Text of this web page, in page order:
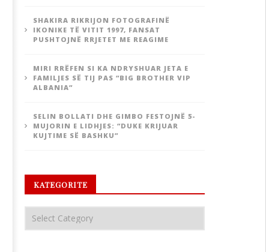
SHAKIRA RIKRIJON FOTOGRAFINË
IKONIKE TË VITIT 1997, FANSAT
PUSHTOJNË RRJETET ME REAGIME
MIRI RRËFEN SI KA NDRYSHUAR JETA E
FAMILJES SË TIJ PAS “BIG BROTHER VIP
ALBANIA”
SELIN BOLLATI DHE GIMBO FESTOJNË 5-
MUJORIN E LIDHJES: “DUKE KRIJUAR
KUJTIME SË BASHKU”
KATEGORITE